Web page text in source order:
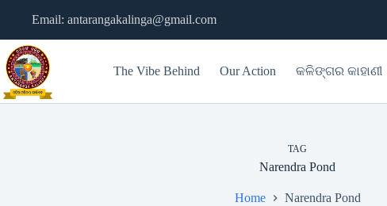
Email: antarangakalinga@gmail.com
The Vibe Behind Our Action କଳିଙ୍ଗର କାହାଣୀ
TAG
Narendra Pond
Home Narendra Pond